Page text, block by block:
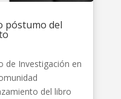
póstumo del
de Investigación en
del libro